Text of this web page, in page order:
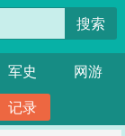
搜索
军史
网游
记录